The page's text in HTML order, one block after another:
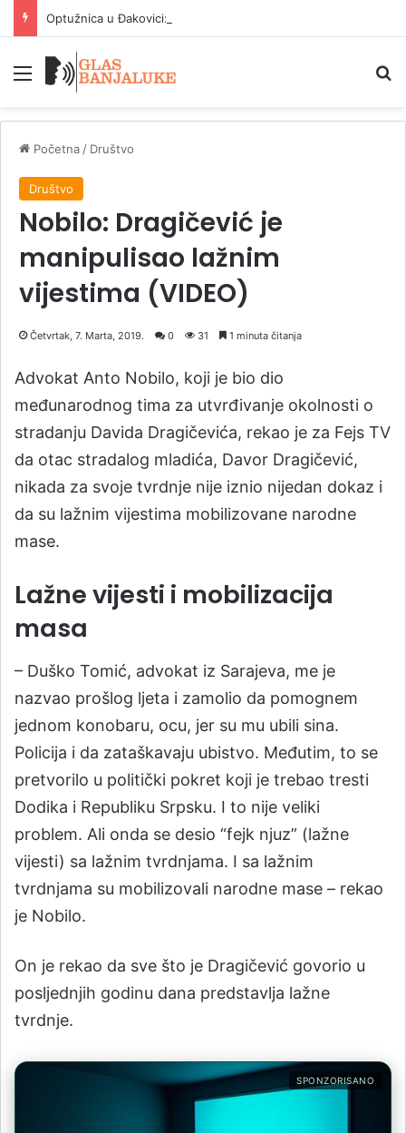
Meni
Početna / Društvo
Društvo
Nobilo: Dragičević je
manipulisao lažnim
vijestima (VIDEO)
Četvrtak, 7. Marta, 2019. 0 31 1 minuta čitanja
Advokat Anto Nobilo, koji je bio dio
međunarodnog tima za utvrđivanje okolnosti o
stradanju Davida Dragičevića, rekao je za Fejs TV
da otac stradalog mladića, Davor Dragičević,
nikada za svoje tvrdnje nije iznio nijedan dokaz i
da su lažnim vijestima mobilizovane narodne
mase.
Lažne vijesti i mobilizacija
masa
– Duško Tomić, advokat iz Sarajeva, me je
nazvao prošlog ljeta i zamolio da pomognem
jednom konobaru, ocu, jer su mu ubili sina.
Policija i da zataškavaju ubistvo. Međutim, to se
pretvorilo u politički pokret koji je trebao tresti
Dodika i Republiku Srpsku. I to nije veliki
problem. Ali onda se desio “fejk njuz” (lažne
vijesti) sa lažnim tvrdnjama. I sa lažnim
tvrdnjama su mobilizovali narodne mase – rekao
je Nobilo.
On je rekao da sve što je Dragičević govorio u
posljednjih godinu dana predstavlja lažne
tvrdnje.
SPONZORISANO